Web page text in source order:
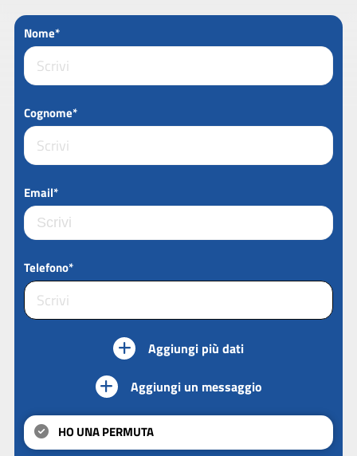
Nome*
Cognome*
Email*
Telefono*
Aggiungi più dati
Aggiungi un messaggio
HO UNA PERMUTA